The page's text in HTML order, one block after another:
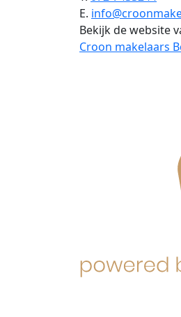
E.
Bekijk de website
Croon makelaars